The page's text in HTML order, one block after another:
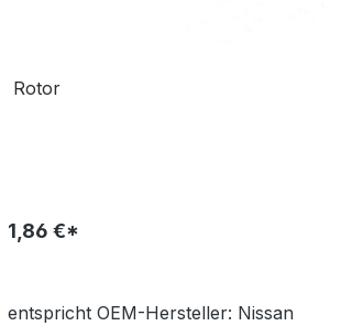
Rotor
1,86 €*
entspricht OEM-Hersteller: Nissan